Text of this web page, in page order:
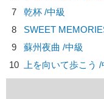
7
乾杯 /中級
8
SWEET
9
蘇州夜曲 /中級
10
上を向いて歩こう /